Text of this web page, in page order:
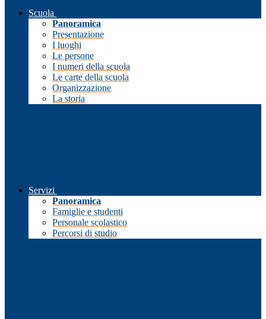
Scuola
Panoramica
Presentazione
I luoghi
Le persone
I numeri della scuola
Le carte della scuola
Organizzazione
La storia
Servizi
Panoramica
Famiglie e studenti
Personale scolastico
Percorsi di studio